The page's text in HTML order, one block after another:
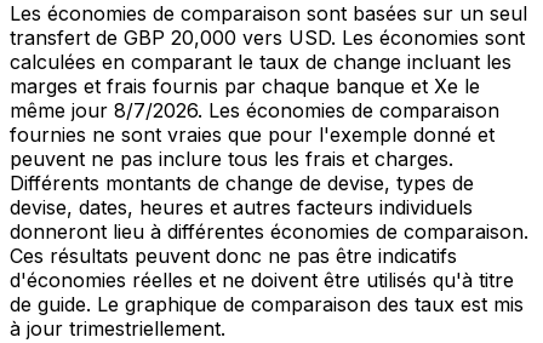
Les économies de comparaison sont basées sur un seul
transfert de GBP 20,000 vers USD. Les économies sont
calculées en comparant le taux de change incluant les
marges et frais fournis par chaque banque et Xe le
même jour 8/7/2026. Les économies de comparaison
fournies ne sont vraies que pour l'exemple donné et
peuvent ne pas inclure tous les frais et charges.
Différents montants de change de devise, types de
devise, dates, heures et autres facteurs individuels
donneront lieu à différentes économies de comparaison.
Ces résultats peuvent donc ne pas être indicatifs
d'économies réelles et ne doivent être utilisés qu'à titre
de guide. Le graphique de comparaison des taux est mis
à jour trimestriellement.